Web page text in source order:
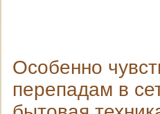
Особенно
перепадам в